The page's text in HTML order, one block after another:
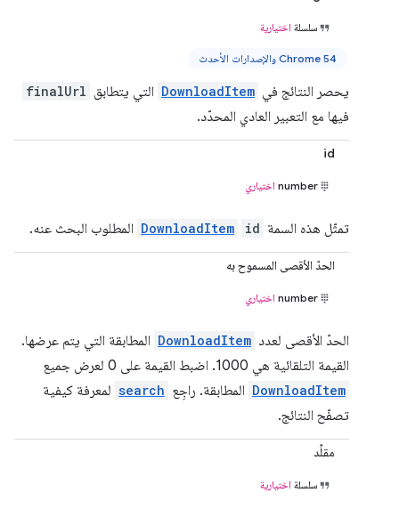
سلسلة اختيارية
Chrome 54 والإصدارات الأحدث
يحصر النتائج في DownloadItem التي يتطابق finalUrl
فيها مع التعبير العادي المحدّد.
id
number اختياري
تمثّل هذه السمة id
DownloadItem المطلوب البحث عنه.
الحدّ الأقصى المسموح به
number اختياري
الحدّ الأقصى لعدد DownloadItem المطابقة التي يتم عرضها.
القيمة التلقائية هي 1000. اضبط القيمة على 0 لعرض جميع
DownloadItem المطابقة. راجِع search لمعرفة كيفية
تصفّح النتائج.
مقلِّد
سلسلة اختيارية